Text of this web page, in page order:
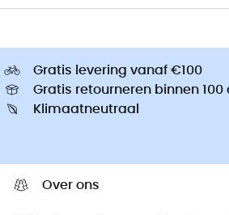
Gratis levering vanaf €100
Gratis retourneren binnen 100
Klimaatneutraal
Over ons